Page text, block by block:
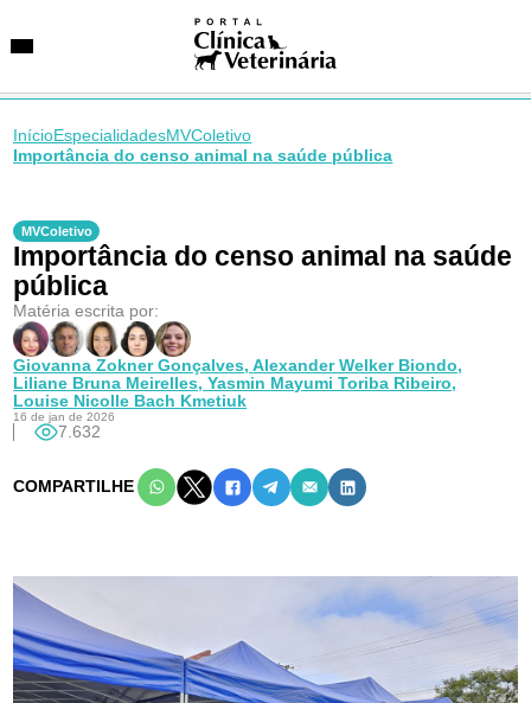
VetAgenda
InícioEspecialidadesMVColetivo
Importância do censo animal na saúde pública
MVColetivo
Importância do censo animal na saúde
pública
Matéria escrita por:
Giovanna Zokner Gonçalves,Alexander Welker Biondo,
Liliane Bruna Meirelles,Yasmin Mayumi Toriba Ribeiro,
Louise Nicolle Bach Kmetiuk
16 de jan de 2026
7.632
COMPARTILHE